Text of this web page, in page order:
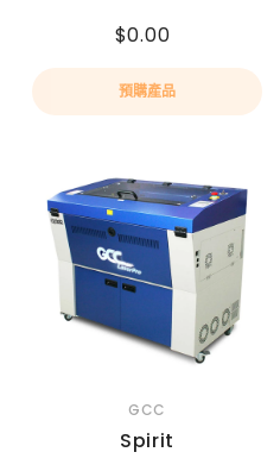
$0.00
預購產品
GCC
Spirit